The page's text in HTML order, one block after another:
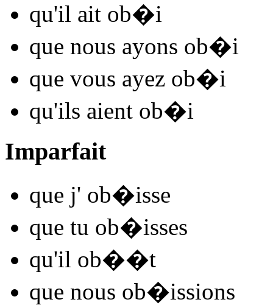
qu'il ait ob�i
que nous ayons ob�i
que vous ayez ob�i
qu'ils aient ob�i
Imparfait
que j' ob�isse
que tu ob�isses
qu'il ob��t
que nous ob�issions